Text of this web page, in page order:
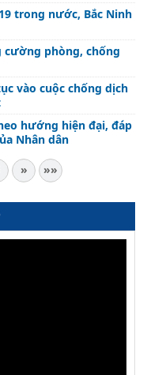
trong nước, Bắc Ninh
cường phòng, chống
vào cuộc chống dịch
hướng hiện đại, đáp
Nhân dân
» »»